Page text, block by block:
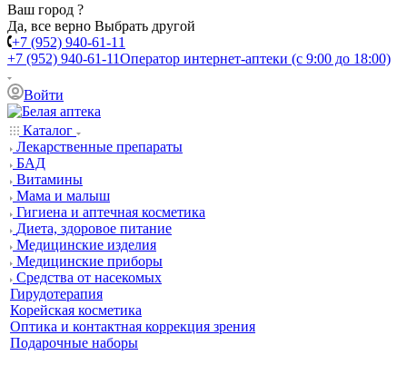
Ваш город ?
Да, все верно Выбрать другой
+7 (952) 940-61-11
+7 (952) 940-61-11Оператор интернет-аптеки (с 9:00 до 18:00)
Войти
Каталог
Лекарственные препараты
БАД
Витамины
Мама и малыш
Гигиена и аптечная косметика
Диета, здоровое питание
Медицинские изделия
Медицинские приборы
Средства от насекомых
Гирудотерапия
Корейская косметика
Оптика и контактная коррекция зрения
Подарочные наборы